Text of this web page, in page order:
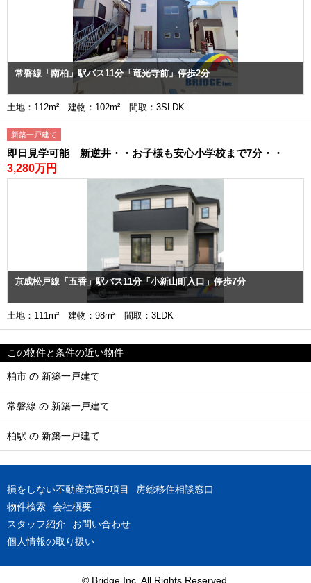
常磐線「南柏」駅バス11分「竜光寺前」停歩2分
土地：112m² 建物：102m² 間取：3SLDK
新築一戸建て
即日見学可能 新逆井・・お子様も安心小学校まで7分・・
3,280万円
京成松戸線「五香」駅バス11分「小新山町入口」停歩7分
土地：111m² 建物：98m² 間取：3LDK
この物件と条件の近い物件
柏市 の 新築一戸建て
常磐線 の 新築一戸建て
柏駅 の 新築一戸建て
損をしない不動産売買5項目
房総移住相談窓口
物件検索
会社概要
スタッフ紹介
お問い合わせ
個人情報の取り扱い
© Bridge Inc. All Rights Reserved.